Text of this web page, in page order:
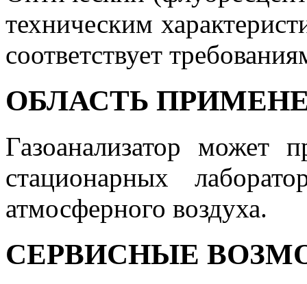
техническим
соответствует
ОБЛАСТЬ
Газоанализатор может
стационарных
атмосферного воздуха.
СЕРВИСНЫЕ